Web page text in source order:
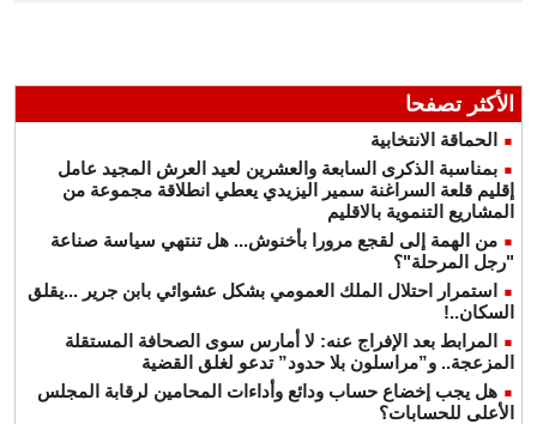
الأكثر تصفحا
الحماقة الانتخابية
بمناسبة الذكرى السابعة والعشرين لعيد العرش المجيد عامل
إقليم قلعة السراغنة سمير اليزيدي يعطي انطلاقة مجموعة من
المشاريع التنموية بالاقليم
من الهمة إلى لقجع مرورا بأخنوش... هل تنتهي سياسة صناعة
"رجل المرحلة"؟
استمرار احتلال الملك العمومي بشكل عشوائي بابن جرير ...يقلق
السكان..!
المرابط بعد الإفراج عنه: لا أمارس سوى الصحافة المستقلة
المزعجة.. و”مراسلون بلا حدود” تدعو لغلق القضية
هل يجب إخضاع حساب ودائع وأداءات المحامين لرقابة المجلس
الأعلى للحسابات؟